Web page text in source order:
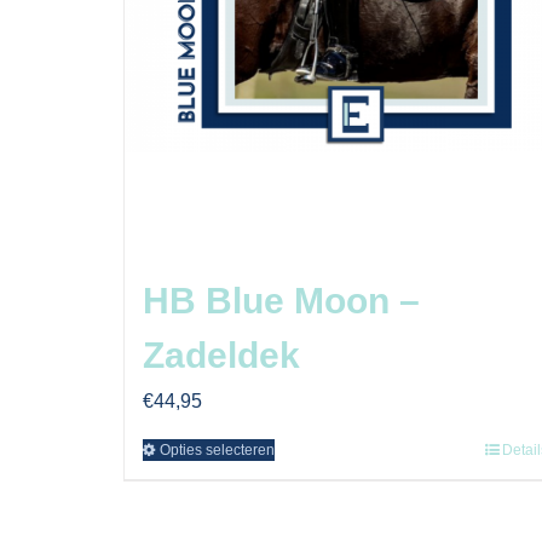
HB Blue Moon –
Zadeldek
€44,95
Opties selecteren